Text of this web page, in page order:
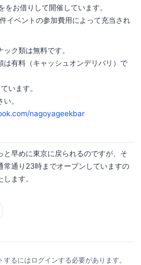
お借りして開催しています。
イベントの参加費用によって充当され
ク類は無料です。
は有料（キャッシュオンデリバリ）で
います。
。
nagoyageekbar
と早めに東京に戻られるのですが、そ
常通り23時までオープンしていますの
ます。
するにはログインする必要があります。